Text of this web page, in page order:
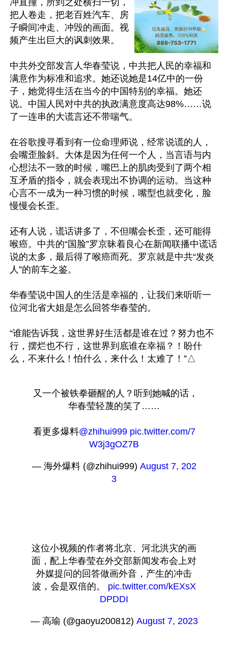
冲直撞，所到之处横扫一切，
把人卷走，把老百姓汽车、房
子瞬间冲走、冲毁的画面。视
频产生出巨大的讽刺效果。
中共外交部发言人华春莹说，中共把人民的幸福和
满意作为标准和追求。她还说她是14亿中的一份
子，她觉得生活在当今的中国特别的幸福。她还
说。中国人民对中共的执政满意度高达98%……说
了一连串的大谎言还不带喘气。
在谷歌搜寻看到有一位命理师说，经常说谎的人，
会嘴歪脸斜。大体是因为任何一个人，当言语与内
心想法不一致的时候，嘴巴上的肌肉受到了两个相
互矛盾的指令，就会表现出不协调的运动。当这种
心言不一成为一种习惯的时候，嘴型也就变化，脸
慢慢会长歪。
还有人说，谎话讲多了，不但嘴会长歪，还可能得
喉癌。中共的“国脸”罗京昧着良心在新闻联播中谎话
说的太多，最后得了喉癌而死。罗京就是中共“发炎
人”的前车之鉴。
华春莹说中国人的生活是幸福的，让我们来听听一
位河北省大姐是怎么回答华春莹的。
“谁能告诉我，这世界好生活都是谁在过？努力也不
行，摆烂也不行，这世界到底谁在幸福？！盼什
华春莹轻蔑的笑了……
看更多爆料@zhihui999 pic.twitter.com/7
W3j3gOZ7B
— 海外爆料 (@zhihui999) August 7, 202
3
这位小视频的作者将北京、河北洪灾的画
面，配上华春莹在外交部新闻发布会上对
外媒提问的回答做画外音，产生的冲击
波，会是双倍的。 pic.twitter.com/kEXsX
DPDDI
— 高瑜 (@gaoyu200812) August 7, 2023